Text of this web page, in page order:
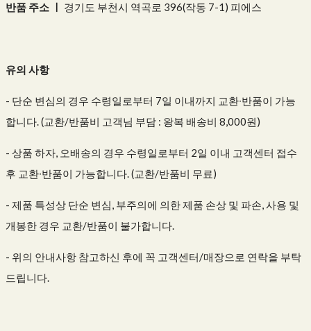
반품 주소 ㅣ 경기도 부천시 역곡로 396(작동 7-1) 피에스
유의 사항
- 단순 변심의 경우 수령일로부터 7일 이내까지 교환∙반품이 가능
합니다. (교환/반품비 고객님 부담 : 왕복 배송비 8,000원)
- 상품 하자, 오배송의 경우 수령일로부터 2일 이내 고객센터 접수
후 교환∙반품이 가능합니다. (교환/반품비 무료)
- 제품 특성상 단순 변심, 부주의에 의한 제품 손상 및 파손, 사용 및
개봉한 경우 교환/반품이 불가합니다.
- 위의 안내사항 참고하신 후에 꼭 고객센터/매장으로 연락을 부탁
드립니다.